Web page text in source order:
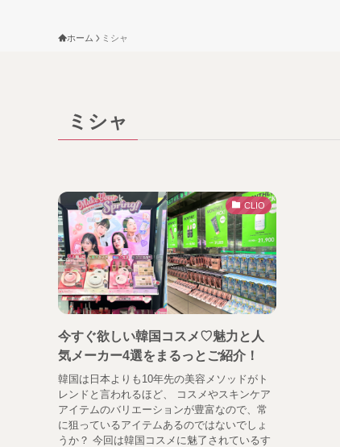
ホーム ミシャ
ミシャ
CLIO
今すぐ欲しい韓国コスメ♡魅力と人
気メーカー4選をまるっとご紹介！
韓国は日本よりも10年先の美容メソッドがト
レンドと言われるほど、 コスメやスキンケア
アイテムのバリエーションが豊富なので、常
に狙っているアイテムあるのではないでしょ
うか？ 今回は韓国コスメに魅了されているす